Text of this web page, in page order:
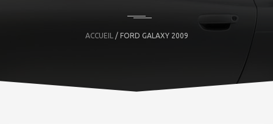
ACCUEIL / FORD GALAXY 2009